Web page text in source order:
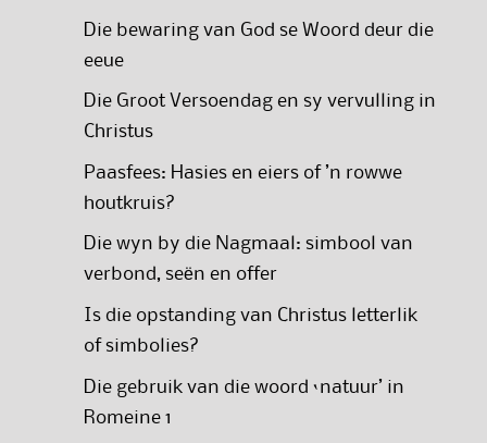
Die bewaring van God se Woord deur die
eeue
Die Groot Versoendag en sy vervulling in
Christus
Paasfees: Hasies en eiers of ’n rowwe
houtkruis?
Die wyn by die Nagmaal: simbool van
verbond, seën en offer
Is die opstanding van Christus letterlik
of simbolies?
Die gebruik van die woord ‘natuur’ in
Romeine 1